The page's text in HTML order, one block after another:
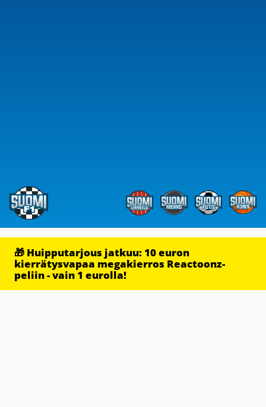
🎁 Huipputarjous jatkuu: 10 euron
kierrätysvapaa megakierros Reactoonz-
peliin - vain 1 eurolla!